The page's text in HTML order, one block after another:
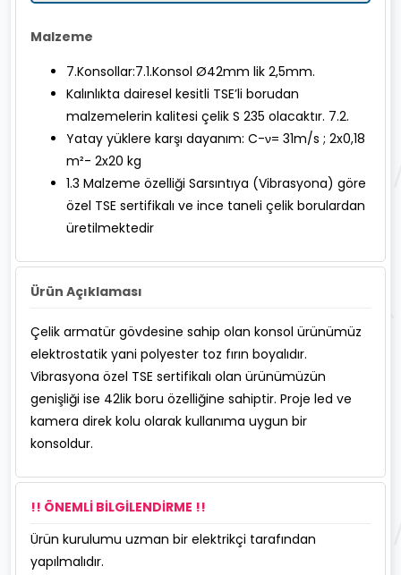
Malzeme
7.Konsollar:7.1.Konsol Ø42mm lik 2,5mm.
Kalınlıkta dairesel kesitli TSE’li borudan
malzemelerin kalitesi çelik S 235 olacaktır. 7.2.
Yatay yüklere karşı dayanım: C-ν= 31m/s ; 2x0,18
m²- 2x20 kg
1.3 Malzeme özelliği Sarsıntıya (Vibrasyona) göre
özel TSE sertifikalı ve ince taneli çelik borulardan
üretilmektedir
Ürün Açıklaması
Çelik armatür gövdesine sahip olan konsol ürünümüz
elektrostatik yani polyester toz fırın boyalıdır.
Vibrasyona özel TSE sertifikalı olan ürünümüzün
genişliği ise 42lik boru özelliğine sahiptir. Proje led ve
kamera direk kolu olarak kullanıma uygun bir
konsoldur.
!! ÖNEMLİ BİLGİLENDİRME !!
Ürün kurulumu uzman bir elektrikçi tarafından
yapılmalıdır.